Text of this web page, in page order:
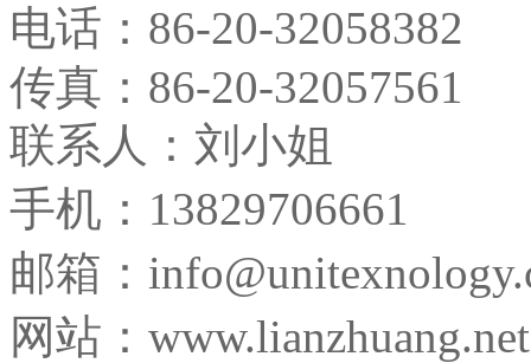
电话： 86-20-32058382
传真： 86-20-32057561
联系人：刘小姐
手机：13829706661
邮箱：
网站：www.lianzhuang.net